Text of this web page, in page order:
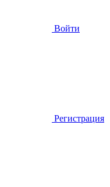
Войти
Регистрация